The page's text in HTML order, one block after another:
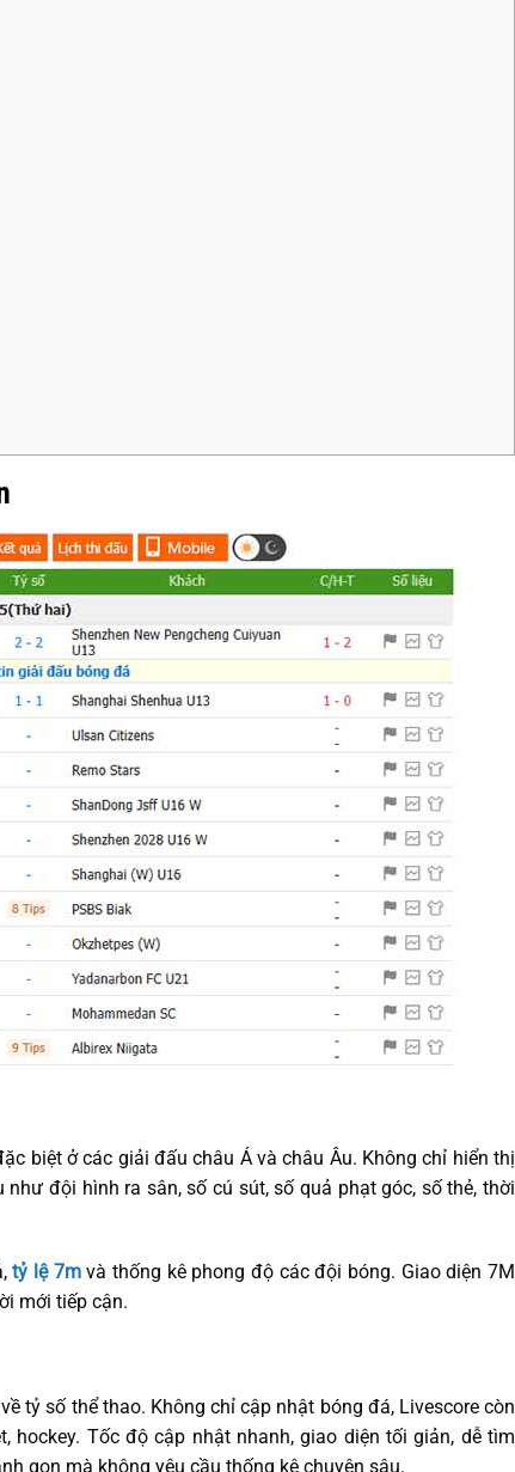
biệt ở các giải đấu châu Á và châu Âu. Không chỉ hiển thị
đội hình ra sân, số cú sút, số quả phạt góc, số thẻ, thời
tỷ lệ 7mvà thống kê phong độ các đội bóng. Giao diện 7M
mới tiếp cận.
tỷ số thể thao. Không chỉ cập nhật bóng đá, Livescore còn
hockey. Tốc độ cập nhật nhanh, giao diện tối giản, dễ tìm
gọn mà không yêu cầu thống kê chuyên sâu.